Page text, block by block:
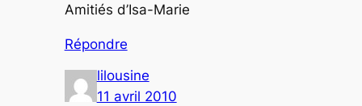
Amitiés d’Isa-Marie
Répondre
lilousine
11 avril 2010